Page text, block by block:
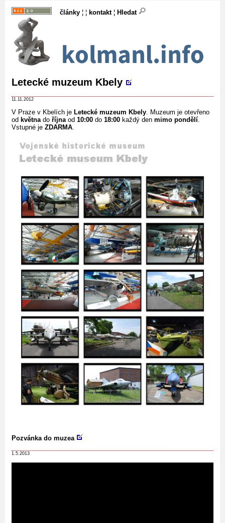
články ¦ ¦ kontakt¦ Hledat
Letecké muzeum Kbely
11.11.2012
V Praze v Kbelích je Letecké muzeum Kbely . Muzeum je otevřeno
od května do října od 10:00 do 18:00 každý den mimo pondělí
Vstupné je ZDARMA
Pozvánka do muzea
1.5.2013